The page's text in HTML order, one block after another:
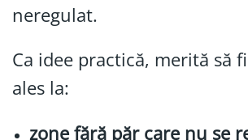
neregulat.
Ca idee practică, merită să
ales la:
zone fără păr care nu se